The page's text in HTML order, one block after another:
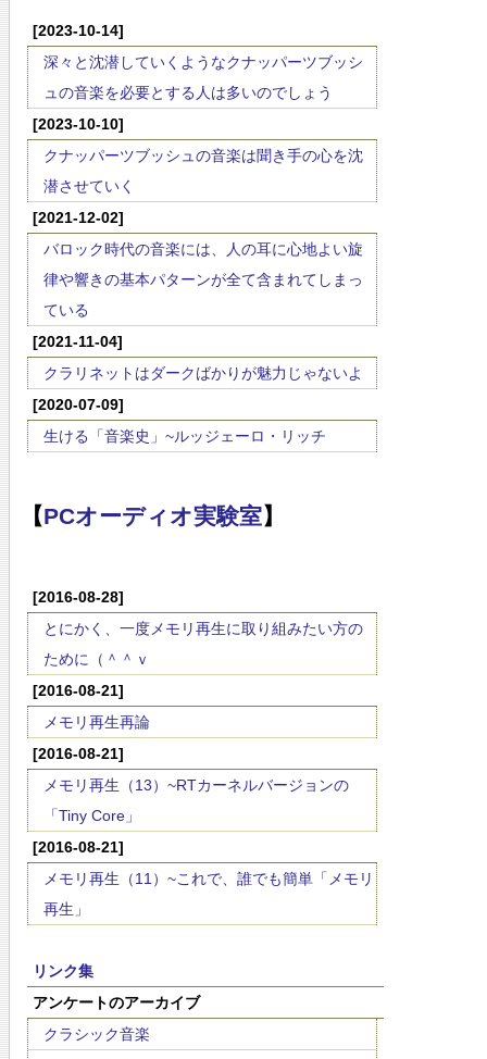
[2023-10-14]
深々と沈潜していくようなクナッパーツブッシ
ュの音楽を必要とする人は多いのでしょう
[2023-10-10]
クナッパーツブッシュの音楽は聞き手の心を沈
潜させていく
[2021-12-02]
バロック時代の音楽には、人の耳に心地よい旋
律や響きの基本パターンが全て含まれてしまっ
ている
[2021-11-04]
クラリネットはダークばかりが魅力じゃないよ
[2020-07-09]
生ける「音楽史」~ルッジェーロ・リッチ
【PCオーディオ実験室】
[2016-08-28]
とにかく、一度メモリ再生に取り組みたい方の
ために（＾＾ｖ
[2016-08-21]
メモリ再生再論
[2016-08-21]
メモリ再生（13）~RTカーネルバージョンの
「Tiny Core」
[2016-08-21]
メモリ再生（11）~これで、誰でも簡単「メモリ
再生」
リンク集
アンケートのアーカイブ
クラシック音楽